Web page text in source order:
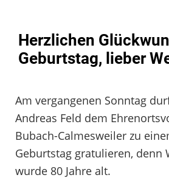
Herzlichen
Geburtstag, lieber
Am vergangenen Sonntag
Andreas Feld dem
Bubach-Calmesweiler zu
Geburtstag gratulieren, denn
wurde 80 Jahre alt.